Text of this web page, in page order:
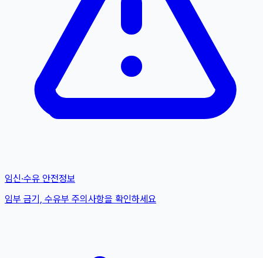
임신·수유 안전정보
임부 금기, 수유부 주의사항을 확인하세요